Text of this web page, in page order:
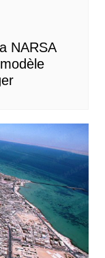
NARSA